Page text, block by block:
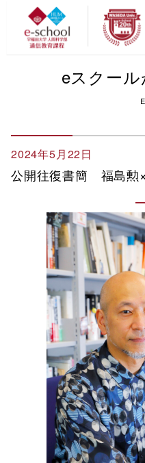
eスクー
2024年5月22日
公開往復書簡 福島勲×